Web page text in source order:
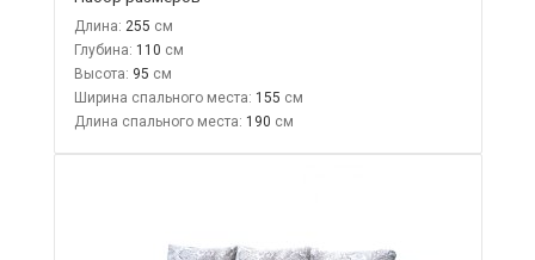
Длина: 255
Глубина: 110
Высота: 95
Ширина спального места: 155
Длина спального места: 190